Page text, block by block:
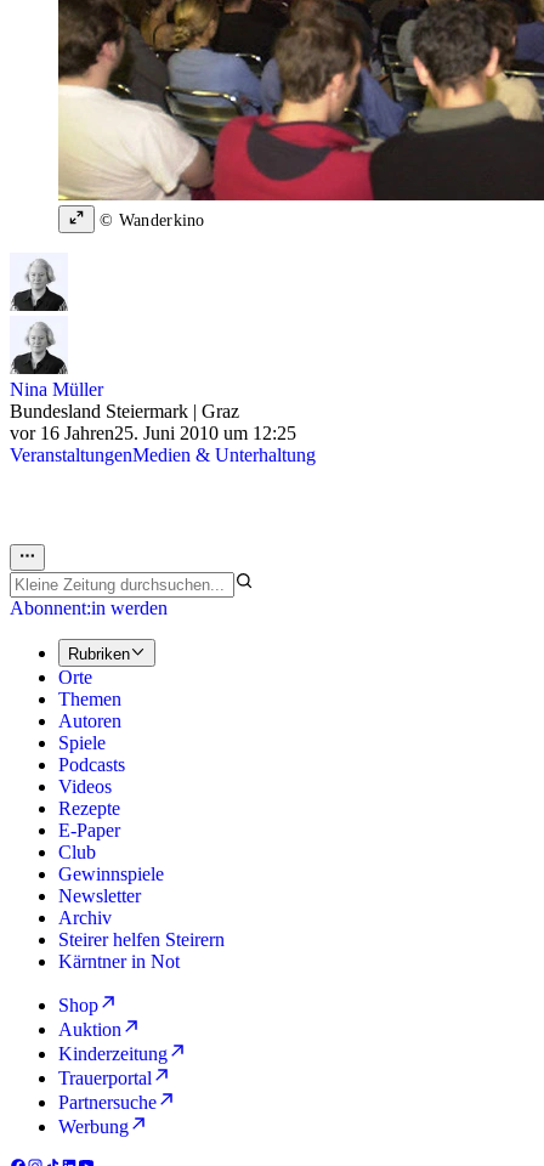
© Wanderkino
Nina Müller
Bundesland Steiermark | Graz
vor 16 Jahren25. Juni 2010 um 12:25
VeranstaltungenMedien & Unterhaltung
Abonnent:in werden
Rubriken
Orte
Themen
Autoren
Spiele
Podcasts
Videos
Rezepte
E-Paper
Club
Gewinnspiele
Newsletter
Archiv
Steirer helfen Steirern
Kärntner in Not
Shop
Auktion
Kinderzeitung
Trauerportal
Partnersuche
Werbung